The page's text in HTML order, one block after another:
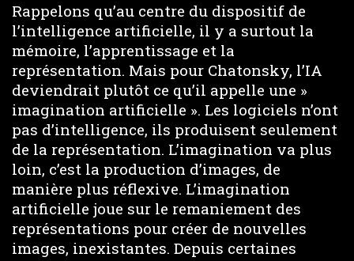
Rappelons qu’au centre du dispositif de
l’intelligence artificielle, il y a surtout la
mémoire, l’apprentissage et la
représentation. Mais pour Chatonsky, l’IA
deviendrait plutôt ce qu’il appelle une »
imagination artificielle ». Les logiciels n’ont
pas d’intelligence, ils produisent seulement
de la représentation. L’imagination va plus
loin, c’est la production d’images, de
manière plus réflexive. L’imagination
artificielle joue sur le remaniement des
représentations pour créer de nouvelles
images, inexistantes. Depuis certaines